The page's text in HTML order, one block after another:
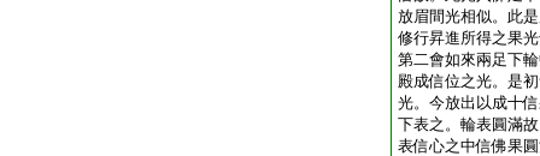
放眉間光相似。此
修行昇進所得之果
第二會如來兩足下
殿成信位之光。是
光。今放出以成十
下表之。輪表圓滿
表信心之中信佛果